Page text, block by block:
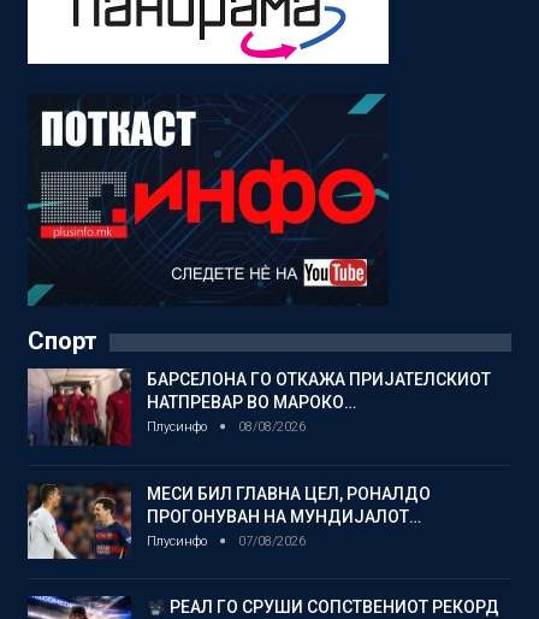
Спорт
БАРСЕЛОНА ГО ОТКАЖА ПРИЈАТЕЛСКИОТ
НАТПРЕВАР ВО МАРОКО…
Плусинфо 08/08/2026
МЕСИ БИЛ ГЛАВНА ЦЕЛ, РОНАЛДО
ПРОГОНУВАН НА МУНДИЈАЛОТ…
Плусинфо 07/08/2026
РЕАЛ ГО СРУШИ СОПСТВЕНИОТ РЕКОРД